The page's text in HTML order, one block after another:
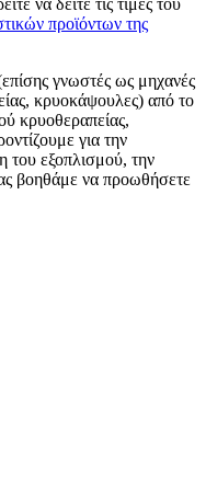
προϊόντων της
γνωστές ως μηχανές
κρυοκάψουλες) από το
κρυοθεραπείας,
για την
του εξοπλισμού, την
βοηθάμε να προωθήσετε